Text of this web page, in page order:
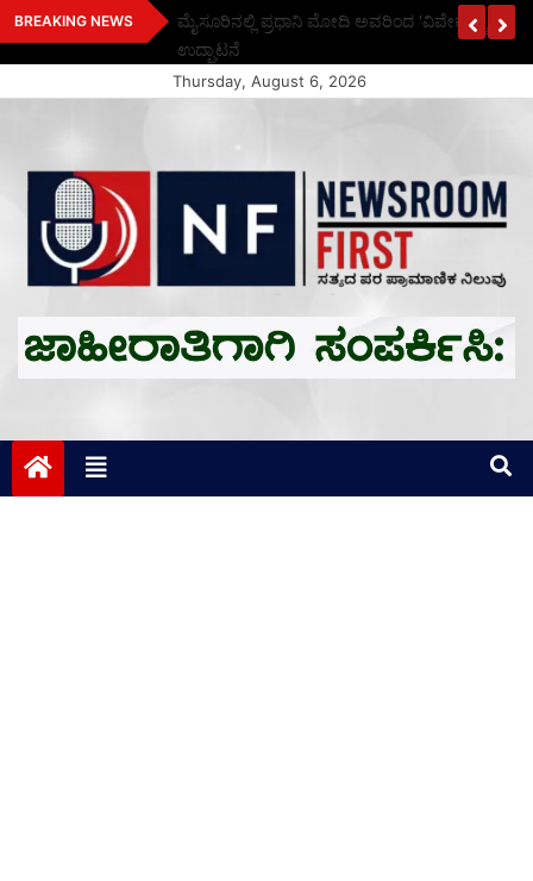
Skip
to
BREAKING NEWS
ಪದಕ
ಮೈಸೂರಿನಲ್ಲಿ ಪ್ರಧಾನಿ ಮೋದಿ ಅವರಿಂದ ‘ವಿವೇಕ ಸ್ಮಾರಕ’
ಉದ್ಘಾಟನೆ
Thursday, August 6, 2026
Newsroom First